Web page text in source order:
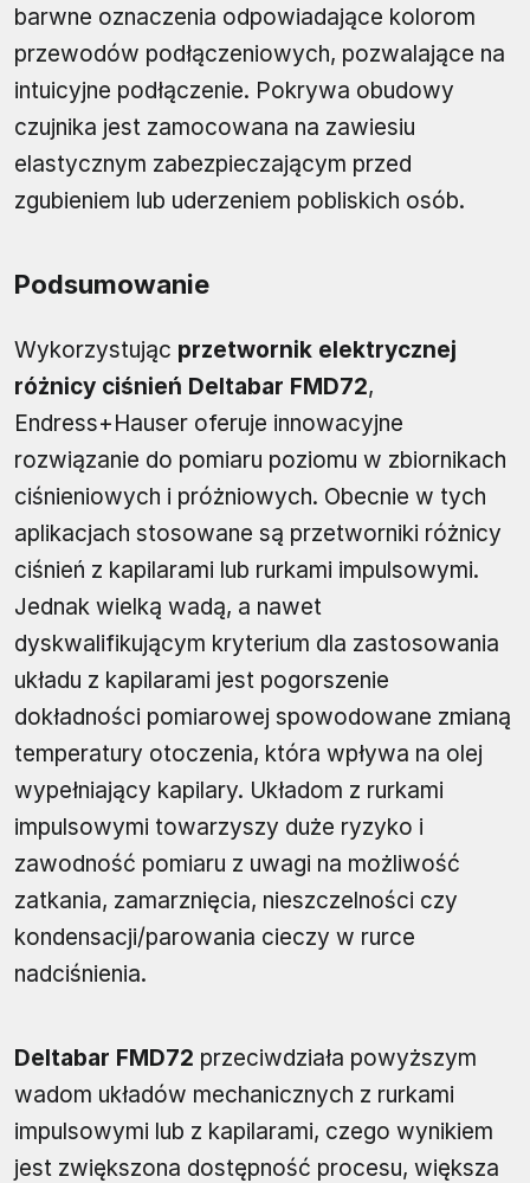
barwne oznaczenia odpowiadające kolorom
przewodów podłączeniowych, pozwalające na
intuicyjne podłączenie. Pokrywa obudowy
czujnika jest zamocowana na zawiesiu
elastycznym zabezpieczającym przed
zgubieniem lub uderzeniem pobliskich osób.
Podsumowanie
Wykorzystując przetwornik elektrycznej
różnicy ciśnień Deltabar FMD72,
Endress+Hauser oferuje innowacyjne
rozwiązanie do pomiaru poziomu w zbiornikach
ciśnieniowych i próżniowych. Obecnie w tych
aplikacjach stosowane są przetworniki różnicy
ciśnień z kapilarami lub rurkami impulsowymi.
Jednak wielką wadą, a nawet
dyskwalifikującym kryterium dla zastosowania
układu z kapilarami jest pogorszenie
dokładności pomiarowej spowodowane zmianą
temperatury otoczenia, która wpływa na olej
wypełniający kapilary. Układom z rurkami
impulsowymi towarzyszy duże ryzyko i
zawodność pomiaru z uwagi na możliwość
zatkania, zamarznięcia, nieszczelności czy
kondensacji/parowania cieczy w rurce
nadciśnienia.
Deltabar FMD72 przeciwdziała powyższym
wadom układów mechanicznych z rurkami
impulsowymi lub z kapilarami, czego wynikiem
jest zwiększona dostępność procesu, większa